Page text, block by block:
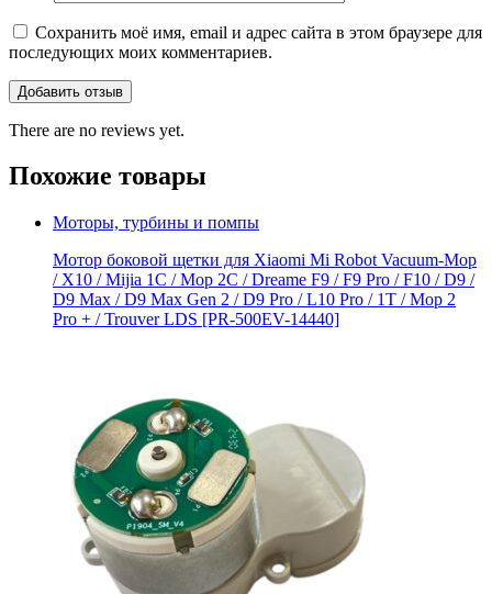
Сохранить моё имя, email и адрес сайта в этом браузере для
последующих моих комментариев.
There are no reviews yet.
Похожие товары
Моторы, турбины и помпы
Мотор боковой щетки для Xiaomi Mi Robot Vacuum-Mop
/ X10 / Mijia 1C / Mop 2C / Dreame F9 / F9 Pro / F10 / D9 /
D9 Max / D9 Мах Gen 2 / D9 Pro / L10 Pro / 1T / Mop 2
Pro + / Trouver LDS [PR-500EV-14440]